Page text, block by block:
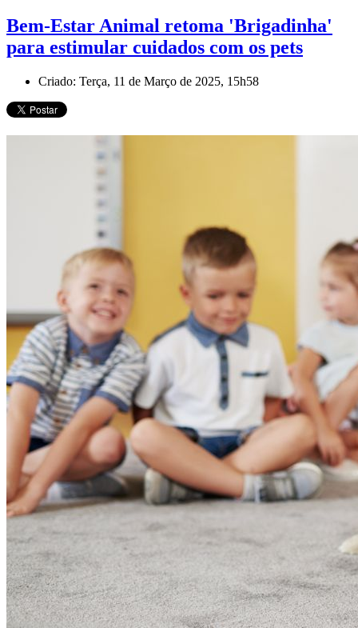
Bem-Estar Animal retoma 'Brigadinha'
para estimular cuidados com os pets
Criado: Terça, 11 de Março de 2025, 15h58